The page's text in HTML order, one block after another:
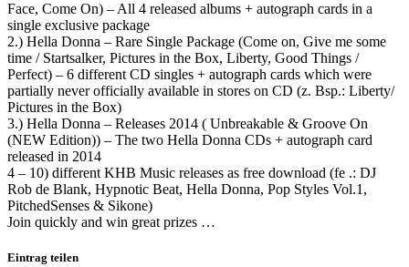
Face, Come On) – All 4 released albums + autograph cards in a
single exclusive package
2.) Hella Donna – Rare Single Package (Come on, Give me some
time / Startsalker, Pictures in the Box, Liberty, Good Things /
Perfect) – 6 different CD singles + autograph cards which were
partially never officially available in stores on CD (z. Bsp.: Liberty/
Pictures in the Box)
3.) Hella Donna – Releases 2014 ( Unbreakable & Groove On
(NEW Edition)) – The two Hella Donna CDs + autograph card
released in 2014
4 – 10) different KHB Music releases as free download (fe .: DJ
Rob de Blank, Hypnotic Beat, Hella Donna, Pop Styles Vol.1,
PitchedSenses & Sikone)
Join quickly and win great prizes …
Eintrag teilen